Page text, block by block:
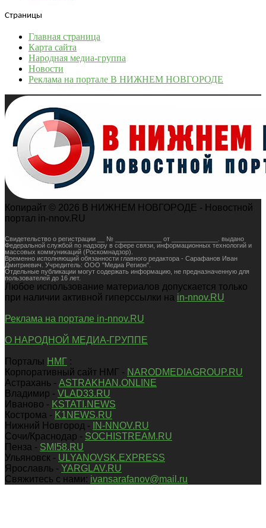
Страницы
Главная страница
Карта сайта
Народная медиа-группа
Новости
Реклама на портале В НИЖНЕМ НОВГОРОДЕ
Копирайт © 2026 В НИЖНЕМ НОВГОРОДЕ - Новостной
портал in-nnov.RU
Свидетельство о регистрации __ № _____________ от _____________. выдано
Федеральной службой по надзору в сфере связи, информационных технологий и
массовых коммуникаций (Роскомнадзор).
Временно исполняющий обязанности главного редактора - Сарафанов Иван
Дмитриевич. Учредитель: ООО "Медиа Регион".
Отдельные публикации могут содержать информацию, не предназначенную для
пользователей до 16 лет.
Любое использование материалов допускается только
при наличии активной гиперссылки на in-nnov.RU
Реклама на портале in-nnov.RU
О НАРОДНОЙ МЕДИА-ГРУППЕ
Порталы НМГ :
Корпоративный сайт НМГ - NARODMEDIAGROUP.RU
Астрахань - ASTRAKHAN.ONLINE
Владимир - VLAD33.RU
Иваново - KSTATI.NEWS
Кострома - K1NEWS.RU
Нижний Новгород -
IN-NNOV.RU
Сочи/Краснодар - SOCHISTREAM.RU
Пенза - SMI58.RU
Ульяновск - ULYANOVSK.EXPRESS
Ярославль - YARGLAV.RU
Свяжитесь с нами: ivansarafanov@mail.ru